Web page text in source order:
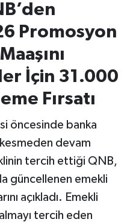
Promosyon
İçin 31.000
Fırsatı
öncesinde banka
devam
tercih ettiği QNB,
güncellenen emekli
açıkladı. Emekli
almayı tercih eden